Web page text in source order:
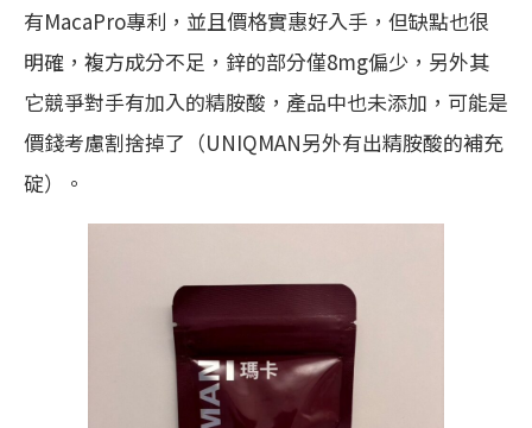
有MacaPro專利，並且價格實惠好入手，但缺點也很
明確，複方成分不足，鋅的部分僅8mg偏少，另外其
它競爭對手有加入的精胺酸，產品中也未添加，可能是
價錢考慮割捨掉了（UNIQMAN另外有出精胺酸的補充
碇）。